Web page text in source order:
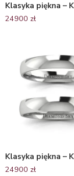
24900 zł
24900 zł